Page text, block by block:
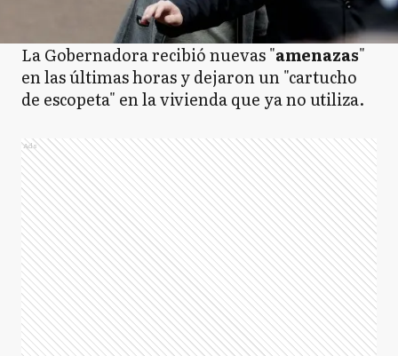
La Gobernadora recibió nuevas "amenazas"
en las últimas horas y dejaron un "cartucho
de escopeta" en la vivienda que ya no utiliza.
Ads